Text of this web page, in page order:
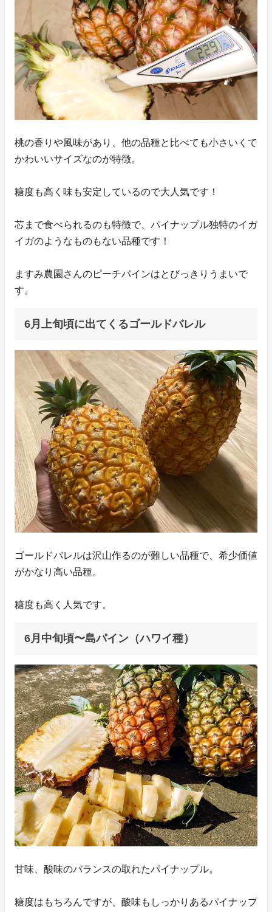
桃の香りや風味があり、他の品種と比べても小さいくて
かわいいサイズなのが特徴。
糖度も高く味も安定しているので大人気です！
芯まで食べられるのも特徴で、パイナップル独特のイガ
イガのようなものもない品種です！
ますみ農園さんのピーチパインはとびっきりうまいで
す。
6月上旬頃に出てくるゴールドバレル
ゴールドバレルは沢山作るのが難しい品種で、希少価値
がかなり高い品種。
糖度も高く人気です。
6月中旬頃〜島パイン（ハワイ種）
甘味、酸味のバランスの取れたパイナップル。
糖度はもちろんですが、酸味もしっかりあるパイナップ